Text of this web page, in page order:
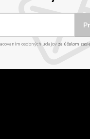
osobných údajov za účelom